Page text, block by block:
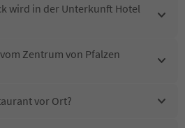
wird in der Unterkunft Hotel
Zentrum von Pfalzen
vor Ort?